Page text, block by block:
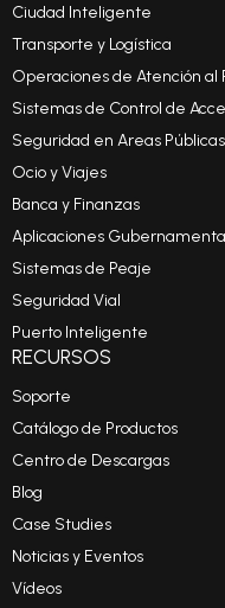
Ciudad Inteligente
Transporte y Logística
Operaciones de Atención al
Sistemas de Control de
Seguridad en Areas
Ocio y Viajes
Banca y Finanzas
Aplicaciones
Sistemas de Peaje
Seguridad Vial
Puerto Inteligente
RECURSOS
Soporte
Catálogo de Productos
Centro de Descargas
Blog
Case Studies
Noticias y Eventos
Vídeos